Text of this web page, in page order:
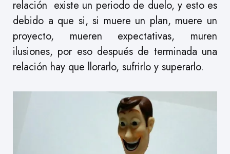
relación existe un periodo de duelo, y esto es
debido a que si, si muere un plan, muere un
proyecto, mueren expectativas, muren
ilusiones, por eso después de terminada una
relación hay que llorarlo, sufrirlo y superarlo.